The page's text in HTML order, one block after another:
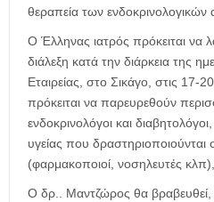
θεραπεία των ενδοκρινολογικών
Ο Έλληνας ιατρός πρόκειται να
διάλεξη κατά την διάρκεια της
Εταιρείας, στο Σικάγο, στις
πρόκειται να παρευρεθούν
ενδοκρινολόγοι και
υγείας που δραστηριοποιούνται
(φαρμακοποιοί, νοσηλευτές
Ο δρ.. Μαντζώρος θα βραβευθεί,